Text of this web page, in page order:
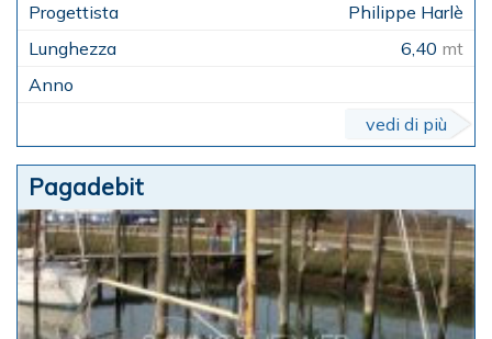
Philippe Harlè
6,40 mt
vedi di più
Pagadebit